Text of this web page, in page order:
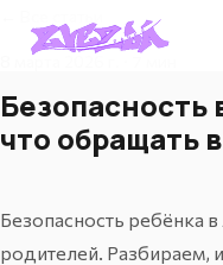
8 марта 2026 г. · 7 мин
Безопасность
что обращать
Безопасность ребёнка
родителей. Разбираем,